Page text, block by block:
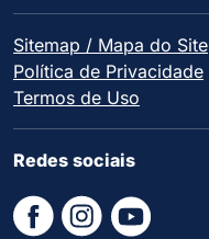
Sitemap / Mapa do Site
Política de Privacidade
Termos de Uso
Redes sociais